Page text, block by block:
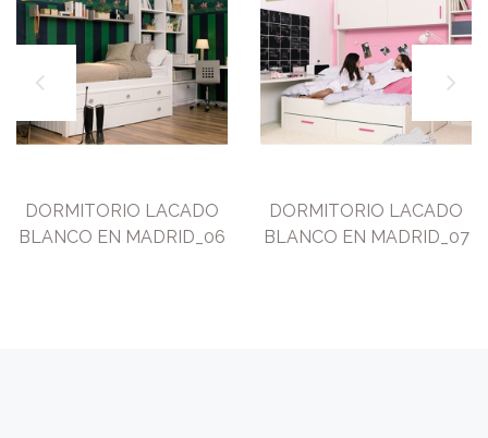
DORMITORIO LACADO
BLANCO EN MADRID_06
DORMITORIO LACADO
BLANCO EN MADRID_07